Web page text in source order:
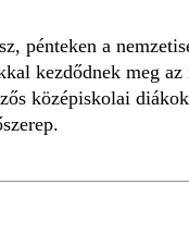
pénteken a
kezdődnek meg az
középiskolai